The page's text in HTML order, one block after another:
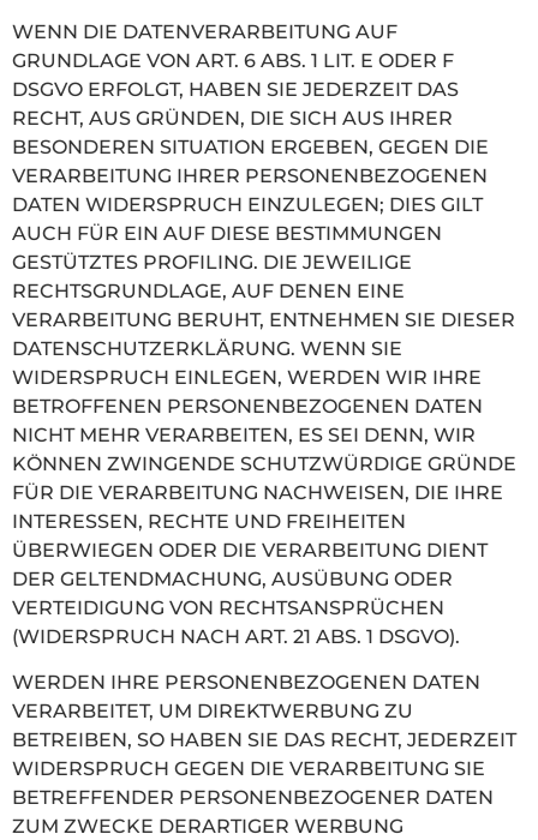
WENN DIE DATENVERARBEITUNG AUF
GRUNDLAGE VON ART. 6 ABS. 1 LIT. E ODER F
DSGVO ERFOLGT, HABEN SIE JEDERZEIT DAS
RECHT, AUS GRÜNDEN, DIE SICH AUS IHRER
BESONDEREN SITUATION ERGEBEN, GEGEN DIE
VERARBEITUNG IHRER PERSONENBEZOGENEN
DATEN WIDERSPRUCH EINZULEGEN; DIES GILT
AUCH FÜR EIN AUF DIESE BESTIMMUNGEN
GESTÜTZTES PROFILING. DIE JEWEILIGE
RECHTSGRUNDLAGE, AUF DENEN EINE
VERARBEITUNG BERUHT, ENTNEHMEN SIE DIESER
DATENSCHUTZERKLÄRUNG. WENN SIE
WIDERSPRUCH EINLEGEN, WERDEN WIR IHRE
BETROFFENEN PERSONENBEZOGENEN DATEN
NICHT MEHR VERARBEITEN, ES SEI DENN, WIR
KÖNNEN ZWINGENDE SCHUTZWÜRDIGE GRÜNDE
FÜR DIE VERARBEITUNG NACHWEISEN, DIE IHRE
INTERESSEN, RECHTE UND FREIHEITEN
ÜBERWIEGEN ODER DIE VERARBEITUNG DIENT
DER GELTENDMACHUNG, AUSÜBUNG ODER
VERTEIDIGUNG VON RECHTSANSPRÜCHEN
(WIDERSPRUCH NACH ART. 21 ABS. 1 DSGVO).
WERDEN IHRE PERSONENBEZOGENEN DATEN
VERARBEITET, UM DIREKTWERBUNG ZU
BETREIBEN, SO HABEN SIE DAS RECHT, JEDERZEIT
WIDERSPRUCH GEGEN DIE VERARBEITUNG SIE
BETREFFENDER PERSONENBEZOGENER DATEN
ZUM ZWECKE DERARTIGER WERBUNG